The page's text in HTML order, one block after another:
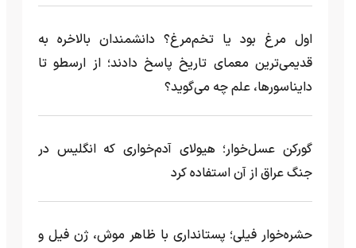
اول مرغ بود یا تخم‌مرغ؟ دانشمندان بالاخره به
قدیمی‌ترین معمای تاریخ پاسخ دادند؛ از ارسطو تا
دایناسورها، علم چه می‌گوید؟
گورکن عسل‌خوار؛ هیولای آدم‌خواری که انگلیس در
جنگ عراق از آن استفاده کرد
حشره‌خوار فیلی؛ پستانداری با ظاهر موش، ژن فیل و